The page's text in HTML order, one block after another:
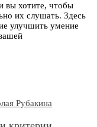
вы хотите, чтобы
их слушать. Здесь
улучшить умение